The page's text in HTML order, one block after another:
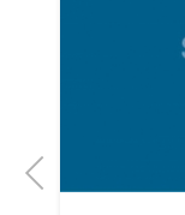
Previous